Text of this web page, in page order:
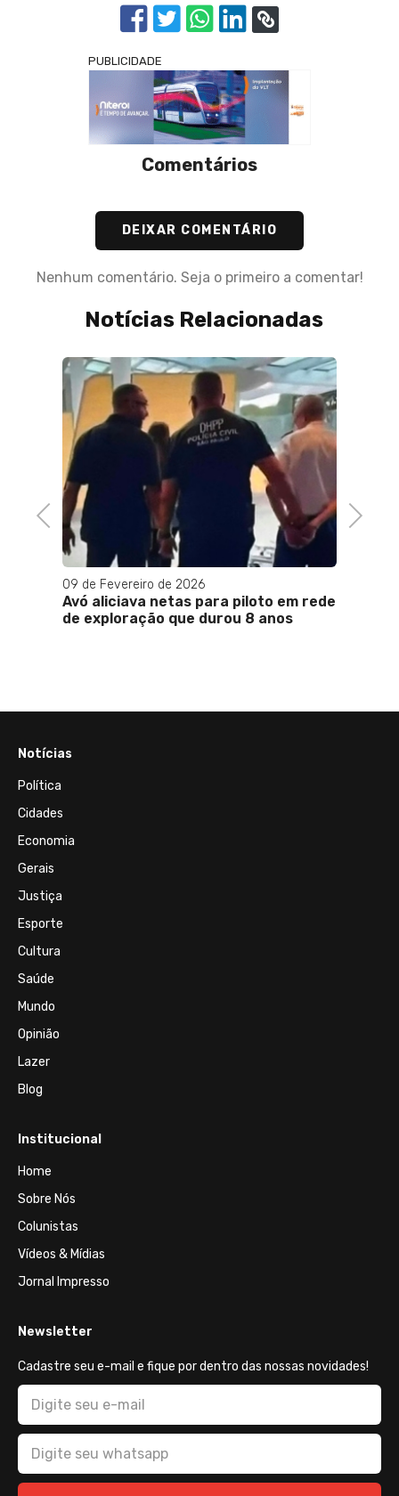
PUBLICIDADE
Comentários
DEIXAR COMENTÁRIO
Nenhum comentário. Seja o primeiro a comentar!
Notícias Relacionadas
Previous
09 de Fevereiro de 2026
Avó aliciava netas para piloto em rede
de exploração que durou 8 anos
Next
Notícias
Política
Cidades
Economia
Gerais
Justiça
Esporte
Cultura
Saúde
Mundo
Opinião
Lazer
Blog
Institucional
Home
Sobre Nós
Colunistas
Vídeos & Mídias
Jornal Impresso
Newsletter
Cadastre seu e-mail e fique por dentro das nossas novidades!